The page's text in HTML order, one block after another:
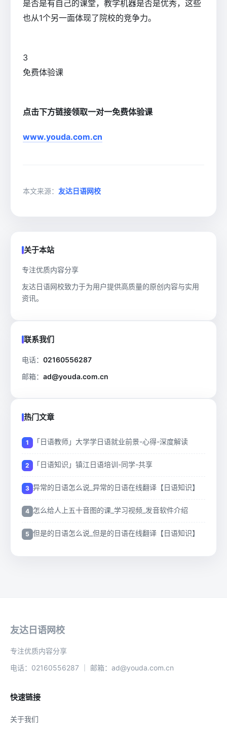
是否是有自己的课堂，教学机器是否是优秀，这些
也从1个另一面体现了院校的竞争力。
3
免费体验课
点击下方链接领取一对一免费体验课
www.youda.com.cn
本文来源： 友达日语网校
关于本站
专注优质内容分享
友达日语网校致力于为用户提供高质量的原创内容与实用
资讯。
联系我们
电话： 02160556287
邮箱： ad@youda.com.cn
热门文章
「日语教师」大学学日语就业前景-心得-深度解读
「日语知识」镇江日语培训-同学-共享
异常的日语怎么说_异常的日语在线翻译【日语知识】
怎么给人上五十音图的课_学习视频_发音软件介绍
但是的日语怎么说_但是的日语在线翻译【日语知识】
友达日语网校
专注优质内容分享
电话：02160556287 ｜ 邮箱：ad@youda.com.cn
快速链接
关于我们